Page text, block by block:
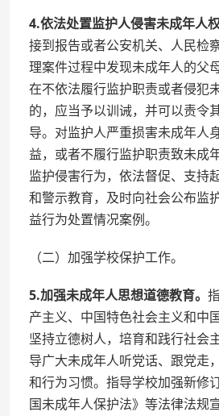
4.依法处置监护人侵害未成年人权
接到报告或者公安机关、人民检
理案件过程中发现未成年人的父
在不依法履行监护职责或者侵犯
的，应当予以训诫，并可以责令
导。对监护人严重损害未成年人
益，或者不履行监护职责致未成
监护侵害行为，依法督促、支持
和警示教育，及时向社会公布监
益行为处置情况案例。
（二）加强学校保护工作。
5.加强未成年人思想道德教育。
产主义、中国特色社会主义和中
坚持立德树人，培育和践行社会
导广大未成年人听党话、跟党走
和行为习惯。指导学校加强新修
国未成年人保护法》等法律法规